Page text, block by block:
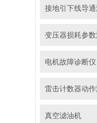
接地引下线导
变压器损耗参
电机故障诊断仪
雷击计数器动
真空滤油机